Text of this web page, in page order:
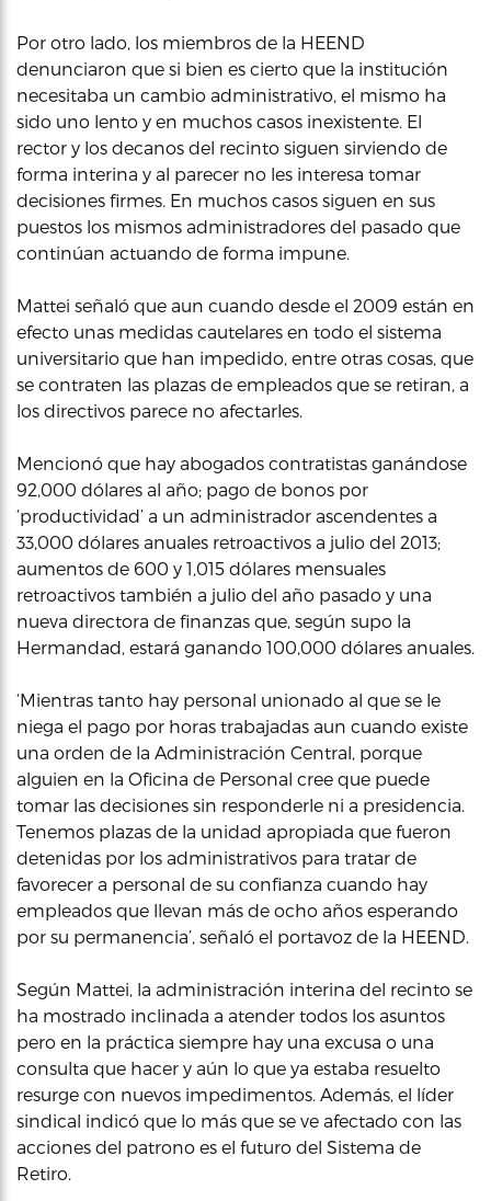
Por otro lado, los miembros de la HEEND
denunciaron que si bien es cierto que la institución
necesitaba un cambio administrativo, el mismo ha
sido uno lento y en muchos casos inexistente. El
rector y los decanos del recinto siguen sirviendo de
forma interina y al parecer no les interesa tomar
decisiones firmes. En muchos casos siguen en sus
puestos los mismos administradores del pasado que
continúan actuando de forma impune.
Mattei señaló que aun cuando desde el 2009 están en
efecto unas medidas cautelares en todo el sistema
universitario que han impedido, entre otras cosas, que
se contraten las plazas de empleados que se retiran, a
los directivos parece no afectarles.
Mencionó que hay abogados contratistas ganándose
92,000 dólares al año; pago de bonos por
‘productividad’ a un administrador ascendentes a
33,000 dólares anuales retroactivos a julio del 2013;
aumentos de 600 y 1,015 dólares mensuales
retroactivos también a julio del año pasado y una
nueva directora de finanzas que, según supo la
Hermandad, estará ganando 100,000 dólares anuales.
‘Mientras tanto hay personal unionado al que se le
niega el pago por horas trabajadas aun cuando existe
una orden de la Administración Central, porque
alguien en la Oficina de Personal cree que puede
tomar las decisiones sin responderle ni a presidencia.
Tenemos plazas de la unidad apropiada que fueron
detenidas por los administrativos para tratar de
favorecer a personal de su confianza cuando hay
empleados que llevan más de ocho años esperando
por su permanencia’, señaló el portavoz de la HEEND.
Según Mattei, la administración interina del recinto se
ha mostrado inclinada a atender todos los asuntos
pero en la práctica siempre hay una excusa o una
consulta que hacer y aún lo que ya estaba resuelto
resurge con nuevos impedimentos. Además, el líder
sindical indicó que lo más que se ve afectado con las
acciones del patrono es el futuro del Sistema de
Retiro.